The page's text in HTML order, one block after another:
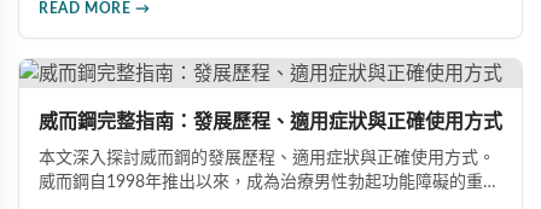
READ MORE →
威而鋼完整指南：發展歷程、適用症狀與正確使用方式
本文深入探討威而鋼的發展歷程、適用症狀與正確使用方式。
威而鋼自1998年推出以來，成為治療男性勃起功能障礙的重要